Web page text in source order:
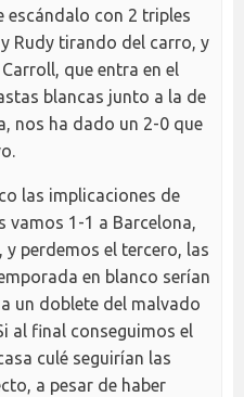
escándalo con 2 triples
Rudy tirando del carro, y
que entra en el
blancas junto a la de
nos ha dado un 2-0 que
las implicaciones de
vamos 1-1 a Barcelona,
y perdemos el tercero, las
en blanco serían
un doblete del malvado
al final conseguimos el
culé seguirían las
a pesar de haber